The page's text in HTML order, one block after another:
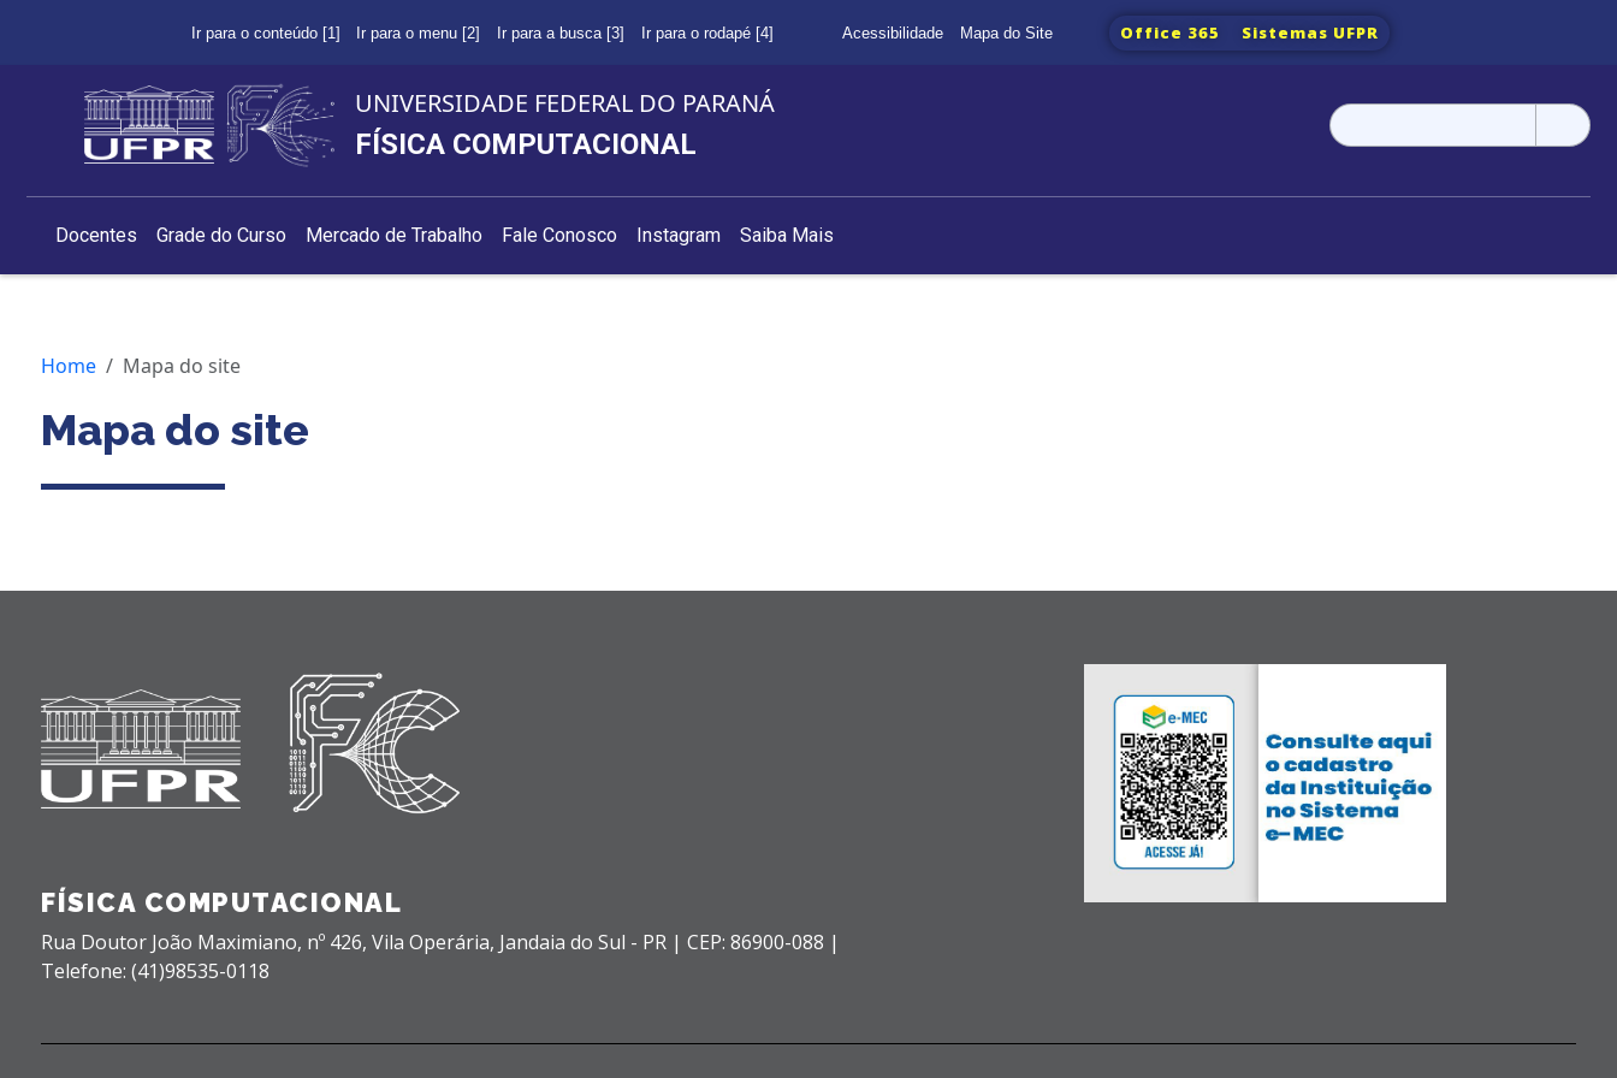
Ir para o conteúdo [1] Ir para o menu [2] Ir para a busca [3] Ir para o rodapé [4] Acessibilidade Mapa do Site Office 365 Sistemas UFPR
UNIVERSIDADE FEDERAL DO PARANÁ
FÍSICA COMPUTACIONAL
Pesquisar
por:
Docentes Grade do Curso Mercado de Trabalho Fale Conosco Instagram Saiba Mais
Home Mapa do site
Mapa do site
FÍSICA COMPUTACIONAL
Rua Doutor João Maximiano, nº 426, Vila Operária, Jandaia do Sul - PR | CEP: 86900-088 |
Telefone: (41)98535-0118